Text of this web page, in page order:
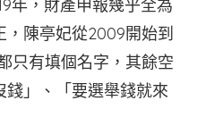
年，財產申報幾乎全為
，陳亭妃從2009開始到
只有填個名字，其餘空
錢」、「要選舉錢就來